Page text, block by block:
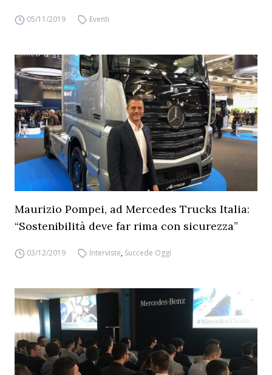
05/11/2019 Eventi
Maurizio Pompei, ad Mercedes Trucks Italia:
“Sostenibilità deve far rima con sicurezza”
03/12/2019 Interviste, Succede Oggi